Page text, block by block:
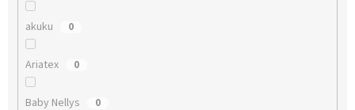
akuku 0
Ariatex 0
Baby Nellys 0